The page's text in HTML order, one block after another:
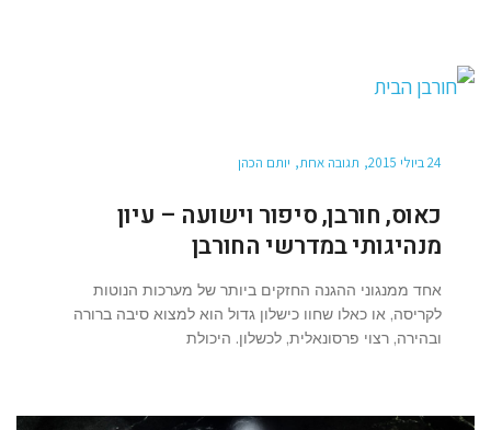
24 ביולי 2015 תגובה אחת יותם הכהן
כאוס, חורבן, סיפור וישועה – עיון
מנהיגותי במדרשי החורבן
אחד ממנגוני ההגנה החזקים ביותר של מערכות הנוטות
לקריסה, או כאלו שחוו כישלון גדול הוא למצוא סיבה ברורה
ובהירה, רצוי פרסונאלית, לכשלון. היכולת